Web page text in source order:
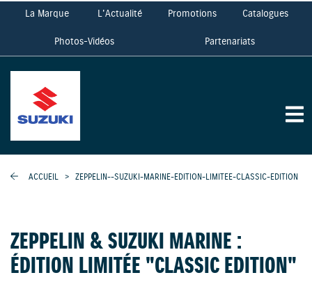
La Marque L'Actualité Promotions Catalogues
Photos-Vidéos Partenariats
ACCUEIL > ZEPPELIN--SUZUKI-MARINE-EDITION-LIMITEE-CLASSIC-EDITION
ZEPPELIN & SUZUKI MARINE :
ÉDITION LIMITÉE "CLASSIC EDITION"